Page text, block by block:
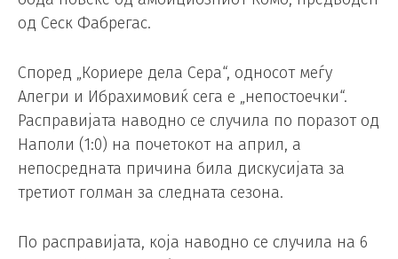
од Сеск Фабрегас.
Според „Кориере дела Сера“, односот меѓу
Алегри и Ибрахимовиќ сега е „непостоечки“.
Расправијата наводно се случила по поразот од
Наполи (1:0) на почетокот на април, а
непосредната причина била дискусијата за
третиот голман за следната сезона.
По расправијата, која наводно се случила на 6